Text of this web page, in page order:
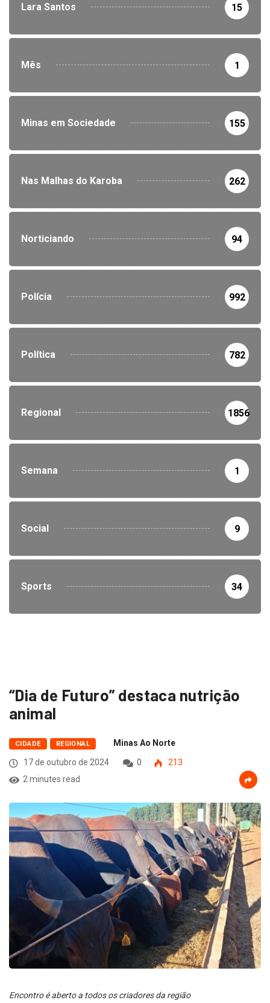
Lara Santos 15
Mês 1
Minas em Sociedade 155
Nas Malhas do Karoba 262
Norticiando 94
Polícia 992
Política 782
Regional 1856
Semana 1
Social 9
Sports 34
“Dia de Futuro” destaca nutrição
animal
CIDADE REGIONAL
Minas Ao Norte
17 de outubro de 2024
0
213
2 minutes read
Encontro é aberto a todos os criadores da região